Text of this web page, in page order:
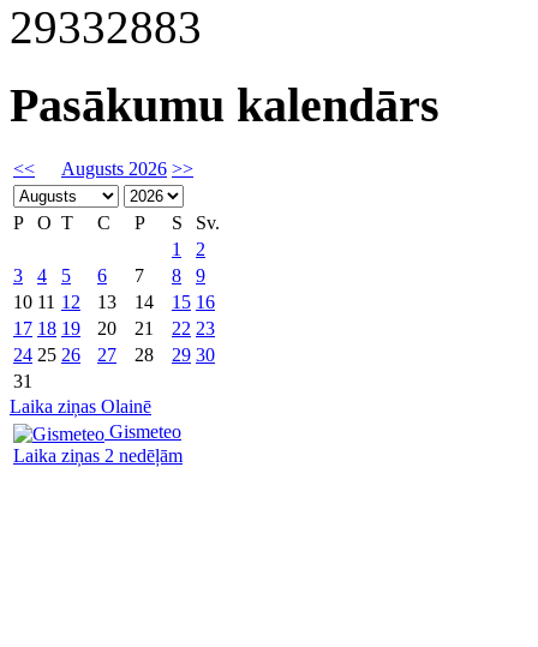
29332883
Pasākumu kalendārs
<< Augusts 2026 >>
P O T C P S
Sv.
1
2
3
4 5 6 7 8
9
10 11 12 13 14 15 16
17 18 19 20 21 22 23
24 25 26 27 28 29 30
31
Laika ziņas Olainē
Gismeteo
Laika ziņas 2 nedēļām